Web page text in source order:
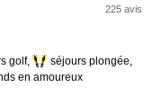
225 avis
golf, séjours plongée
en amoureux